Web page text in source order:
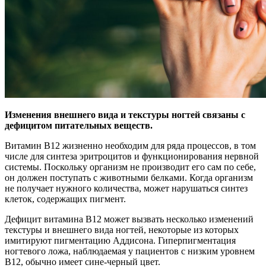
Изменения внешнего вида и текстуры ногтей связаны с
дефицитом питательных веществ.
Витамин В12 жизненно необходим для ряда процессов, в том
числе для синтеза эритроцитов и функционирования нервной
системы. Поскольку организм не производит его сам по себе,
он должен поступать с животными белками. Когда организм
не получает нужного количества, может нарушаться синтез
клеток, содержащих пигмент.
Дефицит витамина B12 может вызвать несколько изменений
текстуры и внешнего вида ногтей, некоторые из которых
имитируют пигментацию Аддисона. Гиперпигментация
ногтевого ложа, наблюдаемая у пациентов с низким уровнем
B12, обычно имеет сине-черный цвет.